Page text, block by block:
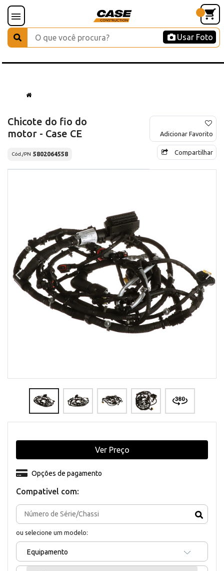
Usar Foto
Chicote do fio do
motor - Case CE
Cód./PN 5802064558
Adicionar Favorito
Compartilhar
Compativel com:
ou selecione um modelo:
Equipamento
Opções de pagamento
Ver Preço